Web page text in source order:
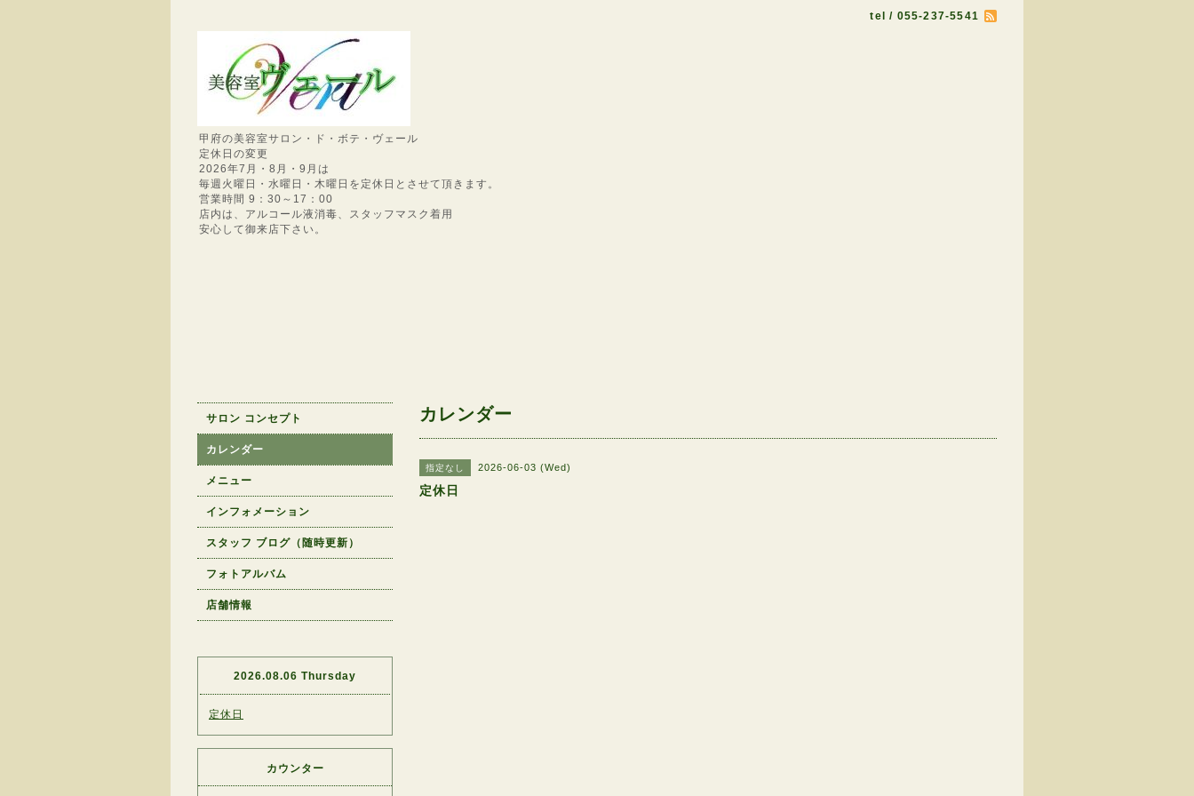
tel / 055-237-5541
甲府の美容室サロン・ド・ボテ・ヴェール
定休日の変更
2026年7月・8月・9月は
毎週火曜日・水曜日・木曜日を定休日とさせて頂きます。
営業時間 9：30～17：00
店内は、アルコール液消毒、スタッフマスク着用
安心して御来店下さい。
カレンダー
指定なし 2026-06-03 (Wed)
定休日
サロン コンセプト
カレンダー
メニュー
インフォメーション
スタッフ ブログ（随時更新）
フォトアルバム
店舗情報
2026.08.06 Thursday
定休日
カウンター